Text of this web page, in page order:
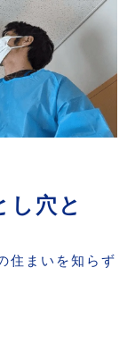
予防から
し穴と
住まいを知らず